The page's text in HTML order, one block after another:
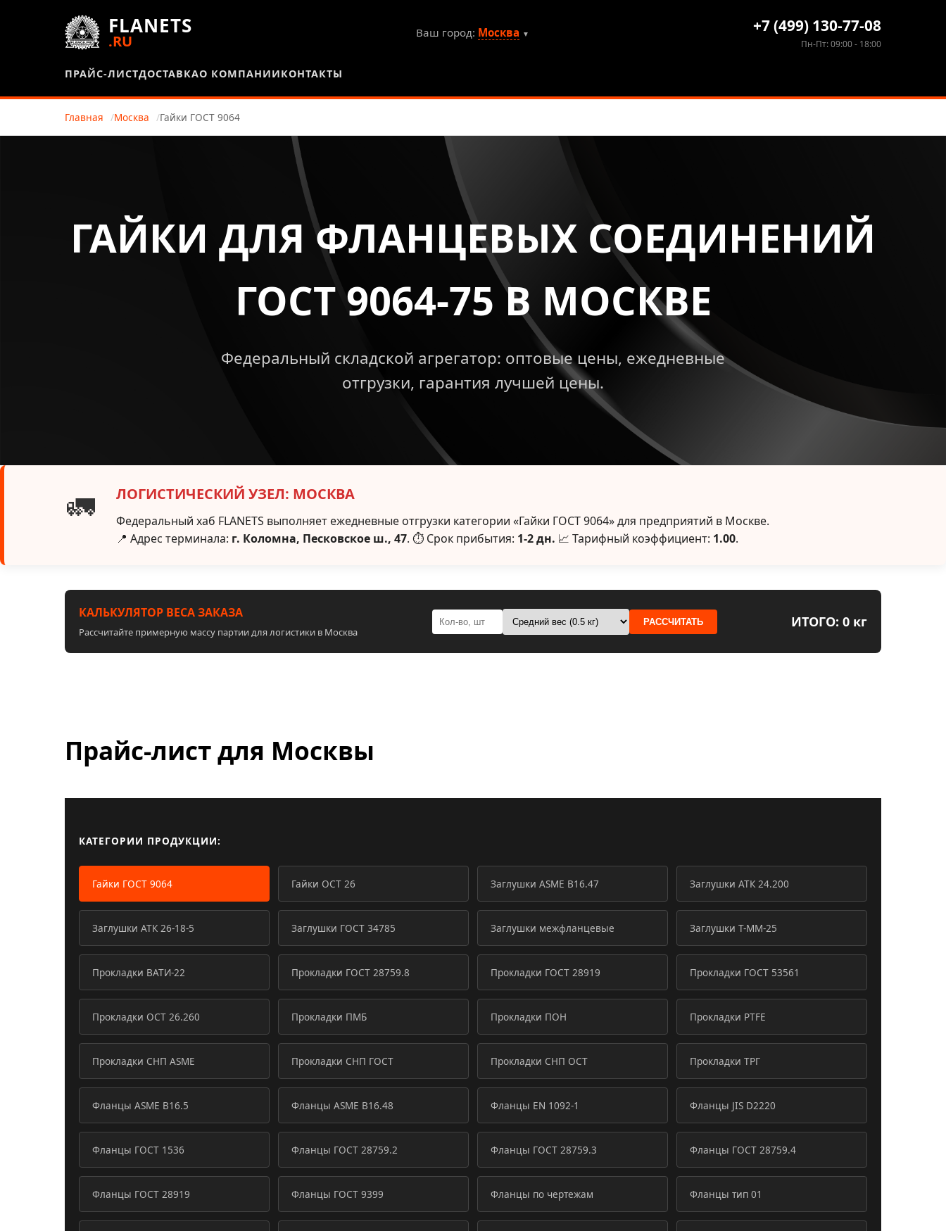
FLANETS
.RU Ваш город: Москва ▼ +7 (499) 130-77-08
Пн-Пт: 09:00 - 18:00
ПРАЙС-ЛИСТДОСТАВКАО КОМПАНИИКОНТАКТЫ
Главная Москва Гайки ГОСТ 9064
ГАЙКИ ДЛЯ ФЛАНЦЕВЫХ СОЕДИНЕНИЙ
ГОСТ 9064-75 В МОСКВЕ
Федеральный складской агрегатор: оптовые цены, ежедневные
отгрузки, гарантия лучшей цены.
🚛 ЛОГИСТИЧЕСКИЙ УЗЕЛ: МОСКВА
Федеральный хаб FLANETS выполняет ежедневные отгрузки категории «Гайки ГОСТ 9064» для предприятий в Москве.
📍 Адрес терминала: г. Коломна, Песковское ш., 47. ⏱ Срок прибытия: 1-2 дн. 📈 Тарифный коэффициент: 1.00.
КАЛЬКУЛЯТОР ВЕСА ЗАКАЗА
Рассчитайте примерную массу партии для логистики в Москва
РАССЧИТАТЬ ИТОГО: 0 кг
Прайс-лист для Москвы
КАТЕГОРИИ ПРОДУКЦИИ:
Гайки ГОСТ 9064 Гайки ОСТ 26 Заглушки ASME B16.47 Заглушки АТК 24.200
Заглушки АТК 26-18-5 Заглушки ГОСТ 34785 Заглушки межфланцевые Заглушки Т-ММ-25
Прокладки ВАТИ-22 Прокладки ГОСТ 28759.8 Прокладки ГОСТ 28919 Прокладки ГОСТ 53561
Прокладки ОСТ 26.260 Прокладки ПМБ Прокладки ПОН Прокладки PTFE
Прокладки СНП ASME Прокладки СНП ГОСТ Прокладки СНП ОСТ Прокладки ТРГ
Фланцы ASME B16.5 Фланцы ASME B16.48 Фланцы EN 1092-1 Фланцы JIS D2220
Фланцы ГОСТ 1536 Фланцы ГОСТ 28759.2 Фланцы ГОСТ 28759.3 Фланцы ГОСТ 28759.4
Фланцы ГОСТ 28919 Фланцы ГОСТ 9399 Фланцы по чертежам Фланцы тип 01